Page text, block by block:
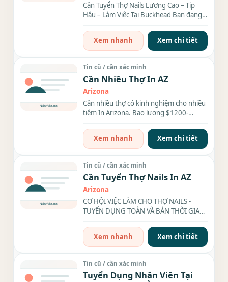
Cần Tuyển Thợ Nails Lương Cao – Tip
Hậu – Làm Việc Tại Buckhead Bạn đang
Xem nhanh
Xem chi tiết
Tin cũ / cần xác minh
Cần Nhiều Thợ In AZ
Arizona
Cần nhiều thợ có kinh nghiệm cho nhiều
tiệm In Arizona. Bao lương $1200-
Xem nhanh
Xem chi tiết
Tin cũ / cần xác minh
Cần Tuyển Thợ Nails In AZ
Arizona
CƠ HỘI VIỆC LÀM CHO THỢ NAILS -
TUYỂN DỤNG TOÀN VÀ BÁN THỜI GIAN
Xem nhanh
Xem chi tiết
Tin cũ / cần xác minh
Tuyển Dụng Nhân Viên Tại